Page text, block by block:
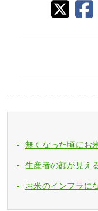
無くなった頃にお
生産者の顔が見え
お米のインフラに